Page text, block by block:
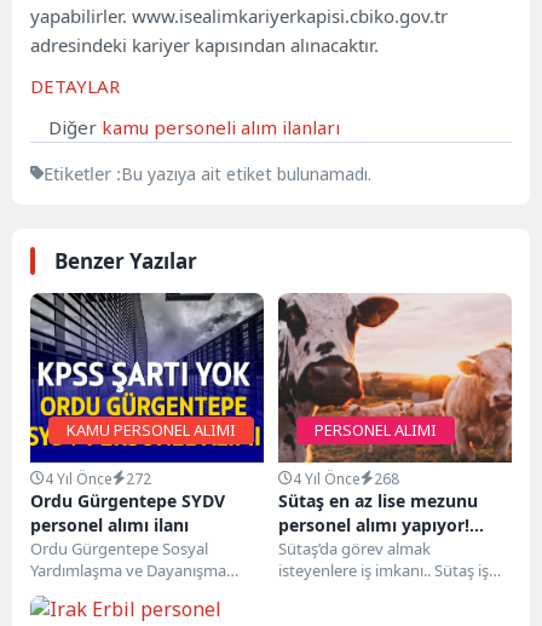
yapabilirler. www.isealimkariyerkapisi.cbiko.gov.tr ​​
adresindeki kariyer kapısından alınacaktır.
DETAYLAR
Diğer kamu personeli alım ilanları
Etiketler :Bu yazıya ait etiket bulunamadı.
Benzer Yazılar
KAMU PERSONEL ALIMI
4 Yıl Önce 272
Ordu Gürgentepe SYDV
personel alımı ilanı
Ordu Gürgentepe Sosyal
Yardımlaşma ve Dayanışma
Vakfı SYDV, Türkiye İş Kurumu (
İŞKUR ) kurum...
PERSONEL ALIMI
4 Yıl Önce 268
Sütaş en az lise mezunu
personel alımı yapıyor!
Departman memuru,
marka sorumlusu…
Sütaş’da görev almak
isteyenlere iş imkanı.. Sütaş iş